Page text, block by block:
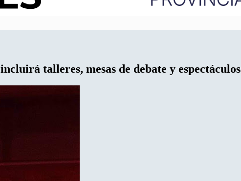
incluirá talleres, mesas de debate y espectáculos